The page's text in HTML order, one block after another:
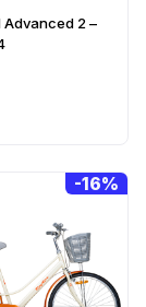
Advanced 2 –
-10%
Đường Phố
T100 -
Bánh 700C
VND
VND